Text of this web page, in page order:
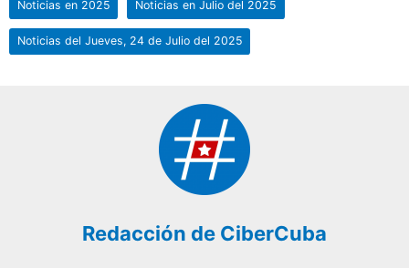
Noticias en 2025 Noticias en Julio del 2025
Noticias del Jueves, 24 de Julio del 2025
Redacción de CiberCuba